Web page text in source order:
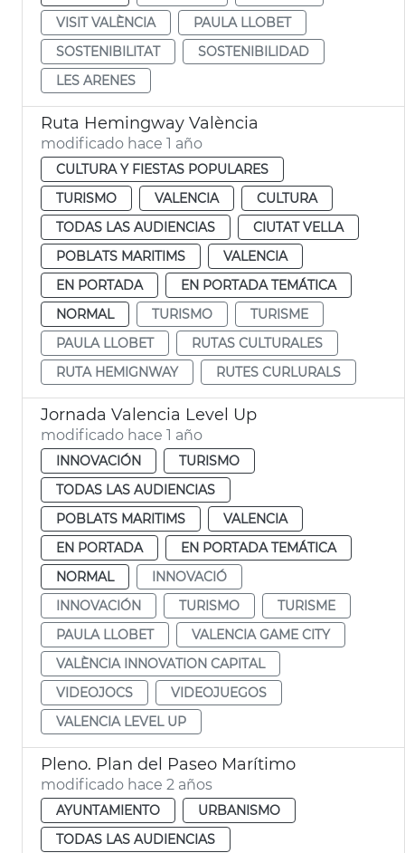
VISIT VALÈNCIA
PAULA LLOBET
SOSTENIBILITAT
SOSTENIBILIDAD
LES ARENES
Ruta Hemingway València
modificado hace 1 año
CULTURA Y FIESTAS POPULARES
TURISMO
VALENCIA
CULTURA
TODAS LAS AUDIENCIAS
CIUTAT VELLA
POBLATS MARITIMS
VALENCIA
EN PORTADA
EN PORTADA TEMÁTICA
NORMAL
TURISMO
TURISME
PAULA LLOBET
RUTAS CULTURALES
RUTA HEMIGNWAY
RUTES CURLURALS
Jornada Valencia Level Up
modificado hace 1 año
INNOVACIÓN
TURISMO
TODAS LAS AUDIENCIAS
POBLATS MARITIMS
VALENCIA
EN PORTADA
EN PORTADA TEMÁTICA
NORMAL
INNOVACIÓ
INNOVACIÓN
TURISMO
TURISME
PAULA LLOBET
VALENCIA GAME CITY
VALÈNCIA INNOVATION CAPITAL
VIDEOJOCS
VIDEOJUEGOS
VALENCIA LEVEL UP
Pleno. Plan del Paseo Marítimo
modificado hace 2 años
AYUNTAMIENTO
URBANISMO
TODAS LAS AUDIENCIAS